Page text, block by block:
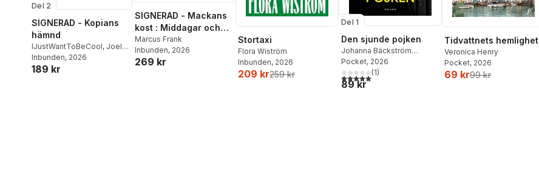
Del 2
SIGNERAD - Kopians
hämnd
IJustWantToBeCool, Joel
Adolphson,Emil Ejdemo
Beer ,Victor Beer
Inbunden, 2026
189 kr
SIGNERAD - Mackans
kost : Middagar och
matlådor
Marcus Frank
Inbunden, 2026
269 kr
Stortaxi
Flora Wiström
Inbunden, 2026
209 kr259 kr
Del 1
Den sjunde pojken
Johanna Bäckström
Lerneby
Pocket, 2026
5,0utav 5 stjärnor. Totalt antal röster:
(1)
89 kr
Tidvattnets hemlighet
Veronica Henry
Pocket, 2026
69 kr99 kr